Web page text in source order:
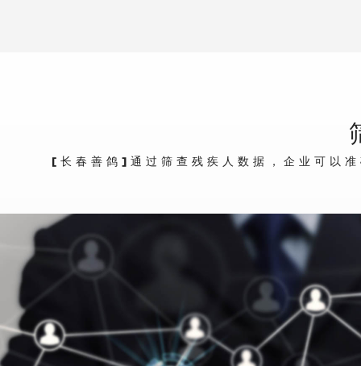
[长春善鸽]通过筛查残疾人数据，企业可以